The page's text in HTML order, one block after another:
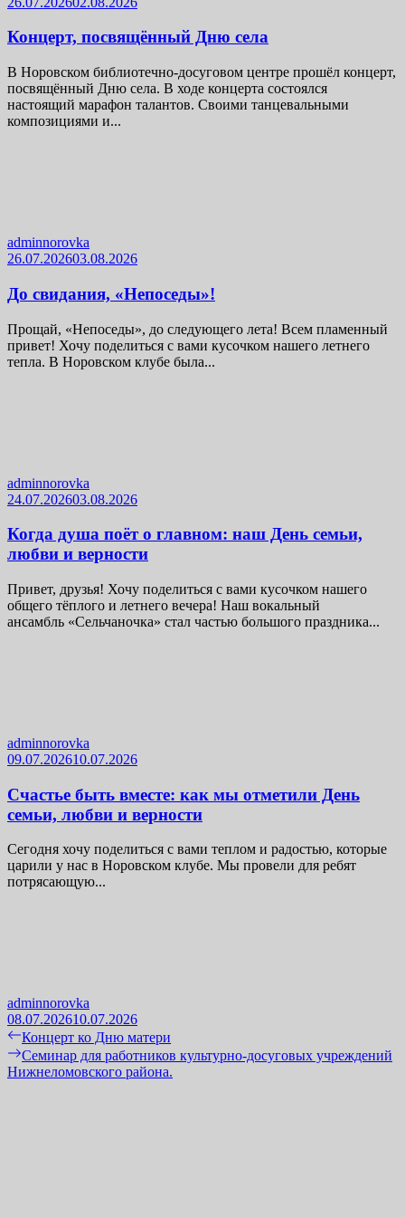
Концерт, посвящённый Дню села
В Норовском библиотечно-досуговом центре прошёл концерт,
посвящённый Дню села. В ходе концерта состоялся
настоящий марафон талантов. Своими танцевальными
композициями и...
adminnorovka
26.07.202603.08.2026
До свидания, «Непоседы»!
Прощай, «Непоседы», до следующего лета! Всем пламенный
привет! Хочу поделиться с вами кусочком нашего летнего
тепла. В Норовском клубе была...
adminnorovka
24.07.202603.08.2026
Когда душа поёт о главном: наш День семьи,
любви и верности
Привет, друзья! Хочу поделиться с вами кусочком нашего
общего тёплого и летнего вечера! Наш вокальный
ансамбль «Сельчаночка» стал частью большого праздника...
adminnorovka
09.07.202610.07.2026
Счастье быть вместе: как мы отметили День
семьи, любви и верности
Сегодня хочу поделиться с вами теплом и радостью, которые
царили у нас в Норовском клубе. Мы провели для ребят
потрясающую...
adminnorovka
08.07.202610.07.2026
Навигация
по
Previous
post:
Концерт ко Дню матери
Next
post:
Семинар для работников культурно-досуговых учреждений
Нижнеломовского района.